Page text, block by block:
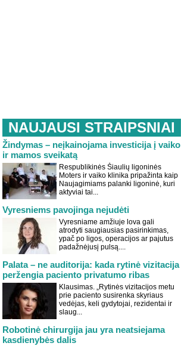
NAUJAUSI STRAIPSNIAI
Žindymas – neįkainojama investicija į vaiko
ir mamos sveikatą
Respublikinės Šiaulių ligoninės
Moters ir vaiko klinika pripažinta kaip
Naujagimiams palanki ligoninė, kuri
aktyviai tai...
Vyresniems pavojinga nejudėti
Vyresniame amžiuje lova gali
atrodyti saugiausias pasirinkimas,
ypač po ligos, operacijos ar pajutus
padažnėjusį pulsą....
Palata – ne auditorija: kada rytinė vizitacija
peržengia paciento privatumo ribas
Klausimas. „Rytinės vizitacijos metu
prie paciento susirenka skyriaus
vedėjas, keli gydytojai, rezidentai ir
slaug...
Robotinė chirurgija jau yra neatsiejama
kasdienybės dalis